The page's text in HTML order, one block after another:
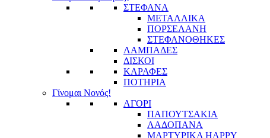
ΣΤΕΦΑΝΑ
ΜΕΤΑΛΛΙΚΑ
ΠΟΡΣΕΛΑΝΗ
ΣΤΕΦΑΝΟΘΗΚΕΣ
ΛΑΜΠΑΔΕΣ
ΔΙΣΚΟΙ
ΚΑΡΑΦΕΣ
ΠΟΤΗΡΙΑ
Γίνομαι Νονός!
ΑΓΟΡΙ
ΠΑΠΟΥΤΣΑΚΙΑ
ΛΑΔΟΠΑΝΑ
ΜΑΡΤΥΡΙΚΑ HAPPY